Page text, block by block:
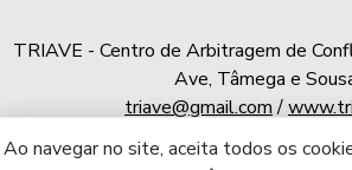
TRIAVE - Centro de Arbitragem de
Ave, Tâmega e
triave@gmail.com/
A.REIS © 2026 | Todos os
Ao navegar no site, aceita todos os